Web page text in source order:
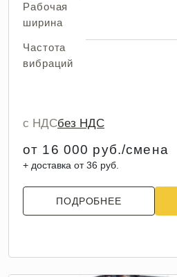
Рабочая
ширина
Частота
вибраций
с НДСбез НДС
от 16 000 руб./смена
+ доставка от 36 руб.
ПОДРОБНЕЕ